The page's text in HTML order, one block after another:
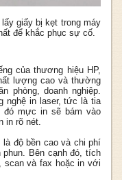
giấy bị kẹt trong máy
để khắc phục sự cố.
của thương hiệu HP,
lượng cao và thường
phòng, doanh nghiệp.
nghệ in laser, tức là tia
đó mực in sẽ bám vào
in rõ nét.
độ bền cao và chi phí
Bên cạnh đó, tích
scan và fax hoặc in với